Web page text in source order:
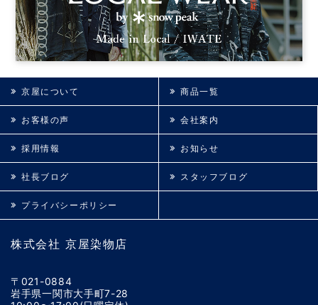
株式会社 京屋染物店
〒021-0884
岩手県一関市大手町7-28
京屋について 商品一覧
お客様の声 会社案内
採用情報 お知らせ
社長ブログ スタッフブログ
プライバシーポリシー